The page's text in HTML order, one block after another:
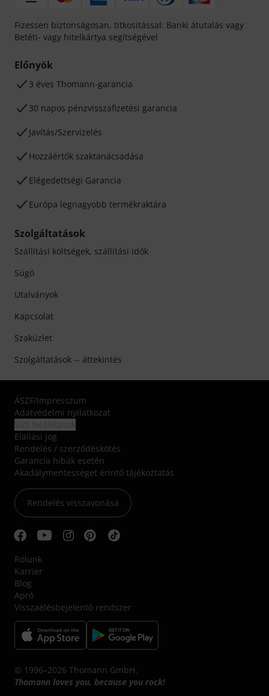
Fizessen biztonságosan, titkosítással: Banki átutalás vagy
Betéti- vagy hitelkártya segítségével
Előnyök
3 éves Thomann-garancia
30 napos pénzvisszafizetési garancia
Javítás/Szervizelés
Hozzáértők szaktanácsadása
Elégedettségi Garancia
Európa legnagyobb termékraktára
Szolgáltatások
Szállítási költségek, szállítási idők
Súgó
Utalványok
Kapcsolat
Szaküzlet
Szolgáltatások -- áttekintés
ÁSZF/Impresszum
Adatvédelmi nyilatkozat
Elállási jog
Rendelés / szerződéskötés
Garancia hibák esetén
Akadálymentességet érintő tájékoztatás
Rendelés visszavonása
Rólunk
Karrier
Blog
Apró
Visszaélésbejelentő rendszer
© 1996–2026 Thomann GmbH.
Thomann loves you, because you rock!